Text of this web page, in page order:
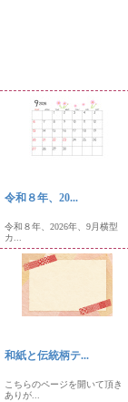
令和８年、20...
令和８年、2026年、9月横型
カ...
和紙と伝統柄テ...
こちらのページを開いて頂き
ありが...